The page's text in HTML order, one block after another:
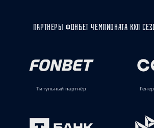
ПАРТНЁРЫ ФОНБЕТ ЧЕМПИОНАТА КХЛ
Титульный партнёр